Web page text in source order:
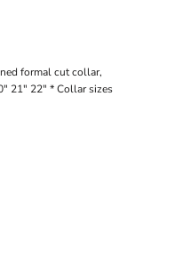
formal cut collar,
21" 22" * Collar sizes